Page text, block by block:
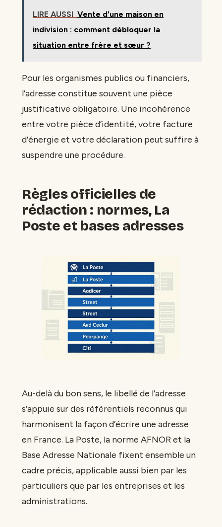
LIRE AUSSI Vente d'une maison en
indivision : comment débloquer la
situation entre frère et sœur ?
Pour les organismes publics ou financiers,
l’adresse constitue souvent une pièce
justificative obligatoire. Une incohérence
entre votre pièce d’identité, votre facture
d’énergie et votre déclaration peut suffire à
suspendre une procédure.
Règles officielles de
rédaction : normes, La
Poste et bases adresses
Au-delà du bon sens, le libellé de l’adresse
s’appuie sur des référentiels reconnus qui
harmonisent la façon d’écrire une adresse
en France. La Poste, la norme AFNOR et la
Base Adresse Nationale fixent ensemble un
cadre précis, applicable aussi bien par les
particuliers que par les entreprises et les
administrations.